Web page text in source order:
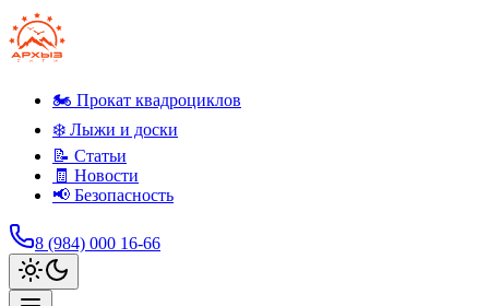
🏍️ Прокат квадроциклов
❄️ Лыжи и доски
📝 Статьи
🧾 Новости
📢 Безопасность
8 (984) 000 16-66